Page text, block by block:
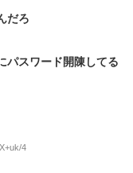
だろ
パスワード開陳してる
4